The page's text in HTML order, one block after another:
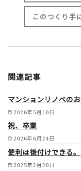
施
野市
東
このつくり手
関連記事
2026年5月10日
マンションリノベの
2026年6月24日
祝、卒業
2025年2月20日
便利は後付けできる。